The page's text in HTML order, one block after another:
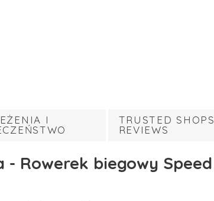
I
TRUSTED SHOPS
REVIEWS
- Rowerek biegowy Speed